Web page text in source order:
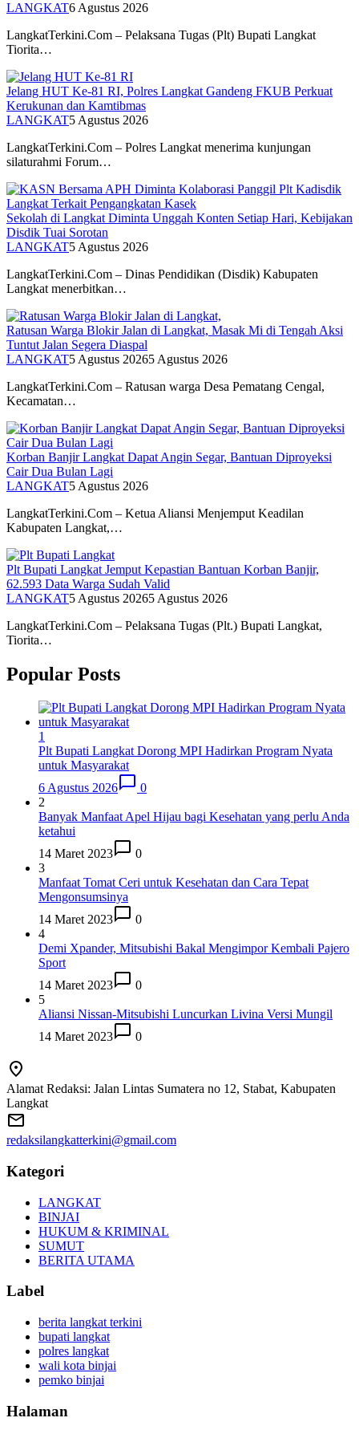
LANGKAT6 Agustus 2026
LangkatTerkini.Com – Pelaksana Tugas (Plt) Bupati Langkat
Tiorita…
Jelang HUT Ke-81 RI, Polres Langkat Gandeng FKUB Perkuat
Kerukunan dan Kamtibmas
LANGKAT5 Agustus 2026
LangkatTerkini.Com – Polres Langkat menerima kunjungan
silaturahmi Forum…
Sekolah di Langkat Diminta Unggah Konten Setiap Hari, Kebijakan
Disdik Tuai Sorotan
LANGKAT5 Agustus 2026
LangkatTerkini.Com – Dinas Pendidikan (Disdik) Kabupaten
Langkat menerbitkan…
Ratusan Warga Blokir Jalan di Langkat, Masak Mi di Tengah Aksi
Tuntut Jalan Segera Diaspal
LANGKAT5 Agustus 20265 Agustus 2026
LangkatTerkini.Com – Ratusan warga Desa Pematang Cengal,
Kecamatan…
Korban Banjir Langkat Dapat Angin Segar, Bantuan Diproyeksi
Cair Dua Bulan Lagi
LANGKAT5 Agustus 2026
LangkatTerkini.Com – Ketua Aliansi Menjemput Keadilan
Kabupaten Langkat,…
Plt Bupati Langkat Jemput Kepastian Bantuan Korban Banjir,
62.593 Data Warga Sudah Valid
LANGKAT5 Agustus 20265 Agustus 2026
LangkatTerkini.Com – Pelaksana Tugas (Plt.) Bupati Langkat,
Tiorita…
Popular Posts
1
Plt Bupati Langkat Dorong MPI Hadirkan Program Nyata
untuk Masyarakat
6 Agustus 2026
0
2
Banyak Manfaat Apel Hijau bagi Kesehatan yang perlu Anda
ketahui
14 Maret 2023
0
3
Manfaat Tomat Ceri untuk Kesehatan dan Cara Tepat
Mengonsumsinya
14 Maret 2023
0
4
Demi Xpander, Mitsubishi Bakal Mengimpor Kembali Pajero
Sport
14 Maret 2023
0
5
Aliansi Nissan-Mitsubishi Luncurkan Livina Versi Mungil
14 Maret 2023
0
Alamat Redaksi: Jalan Lintas Sumatera no 12, Stabat, Kabupaten
Langkat
redaksilangkatterkini@gmail.com
Kategori
LANGKAT
BINJAI
HUKUM & KRIMINAL
SUMUT
BERITA UTAMA
Label
berita langkat terkini
bupati langkat
polres langkat
wali kota binjai
pemko binjai
Halaman